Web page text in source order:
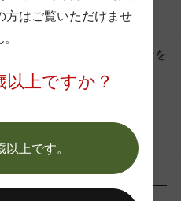
ワインのキホン
て？飲み方やおすすめワインを
ご紹介
2023年3月30日
方はご覧いただけませ
上ですか？
上です。